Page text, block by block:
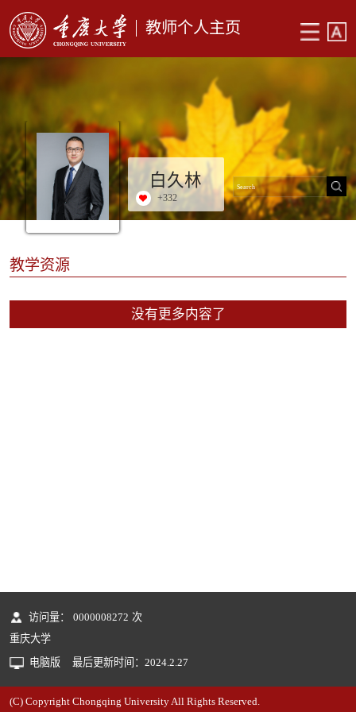
教师个人主页
白久林
+332
教学资源
没有更多内容了
访问量： 0000008272 次
重庆大学
电脑版
最后更新时间： 2024. 2 27
(C) Copyright Chongqing University All Rights Reserved.